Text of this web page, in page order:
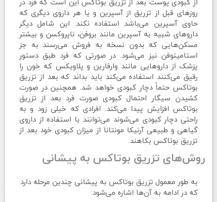
روزهای قبل از تزریق از آسپرین و یا هر داروی دیگری که
حاوی آسپرین می‌باشد استفاده نکند. این شامل دیگر
داروهای شبیه به آسپرین مانند بروفن، ناپروکسن و بیشتر
مسکن‌هایی که بدون نسخه به فروش می‌رسند به جز
استامینوفن نیز می‌شود. در صورتی که فرد طبق دستور
پزشک از داروهایی مانند وارفارین و پلاویکس که خون را
رقیق می‌کنند استفاده می‌کند باید بداند که بعد از تزریق
بوتاکس حتماً دچار کبودی خواهد شد. همچنین در صورت
کشیدن سیگار احتمال کبودی صورت فرد بعد از تزریق
بوتاکس افزایش پیدا می‌کند. افرادی که خیلی زود و به
راحتی دچار کبودی می‌شوند می‌توانند با استفاده از داروی
گیاهی و طبیعی آرنیکا مونتانا از میزان کبودی خود بعد از
تزریق بوتاکس بکاهند.
روش‌های تزریق بوتاکس به پیشانی
به طور معمول تزریق بوتاکس به پیشانی چندین مرحله دارد
که در ادامه به آن‌ها اشاره می‌شود: